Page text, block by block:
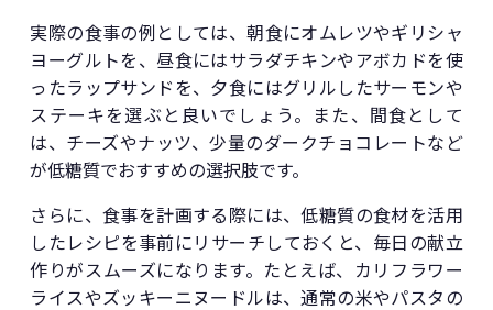
実際の食事の例としては、朝食にオムレツやギリシャ
ヨーグルトを、昼食にはサラダチキンやアボカドを使
ったラップサンドを、夕食にはグリルしたサーモンや
ステーキを選ぶと良いでしょう。また、間食として
は、チーズやナッツ、少量のダークチョコレートなど
が低糖質でおすすめの選択肢です。
さらに、食事を計画する際には、低糖質の食材を活用
したレシピを事前にリサーチしておくと、毎日の献立
作りがスムーズになります。たとえば、カリフラワー
ライスやズッキーニヌードルは、通常の米やパスタの